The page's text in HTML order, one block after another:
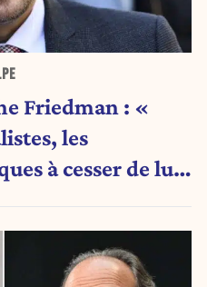
Friedman : «
les
à cesser de lui